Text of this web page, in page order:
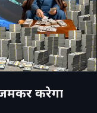
जमकर करेगा